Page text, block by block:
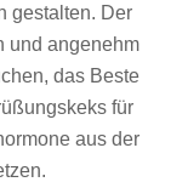
gestalten. Der
und angenehm
das Beste
für
aus der